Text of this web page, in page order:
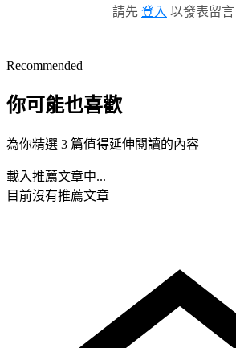
請先 登入 以發表留言
Recommended
你可能也喜歡
為你精選 3 篇值得延伸閱讀的內容
載入推薦文章中...
目前沒有推薦文章